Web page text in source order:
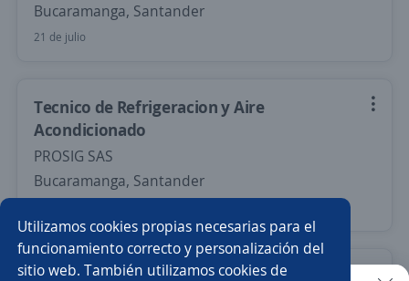
Utilizamos cookies propias necesarias para el
funcionamiento correcto y personalización del
sitio web. También utilizamos cookies de
Bucaramanga, Santander
21 de julio
Tecnico de Refrigeracion y Aire
Acondicionado
PROSIG SAS
Bucaramanga, Santander
técnico refrigeración de aires